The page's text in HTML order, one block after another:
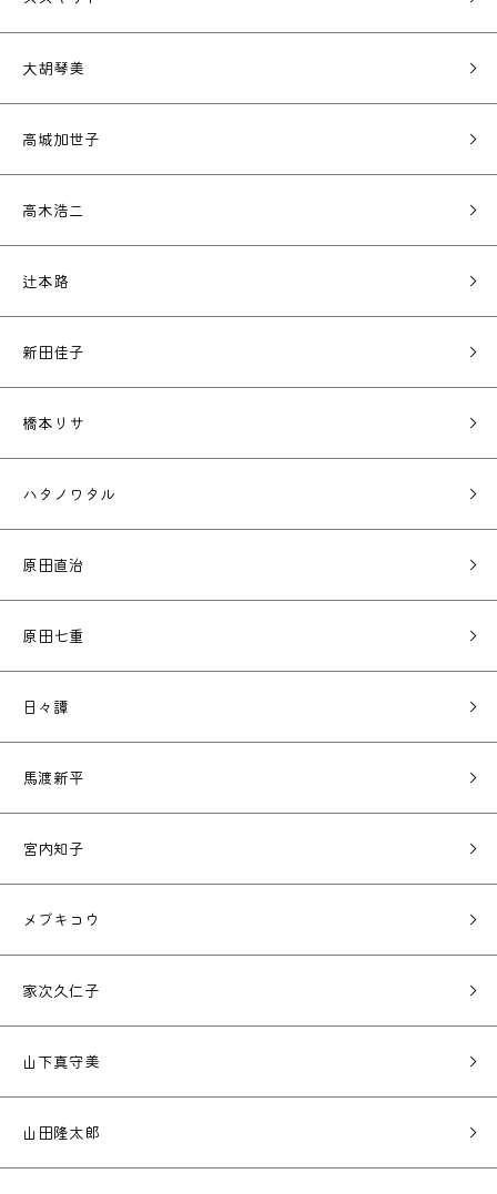
大胡琴美
高城加世子
高木浩二
辻本路
新田佳子
橋本リサ
ハタノワタル
原田直治
原田七重
日々譚
馬渡新平
宮内知子
メブキコウ
家次久仁子
山下真守美
山田隆太郎